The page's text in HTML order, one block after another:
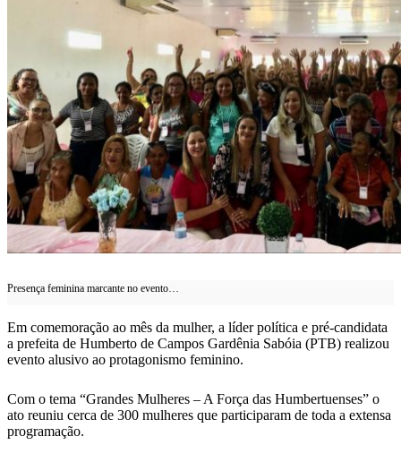
Presença feminina marcante no evento…
Em comemoração ao mês da mulher, a líder política e pré-candidata
a prefeita de Humberto de Campos Gardênia Sabóia (PTB) realizou
evento alusivo ao protagonismo feminino.
Com o tema “Grandes Mulheres – A Força das Humbertuenses” o
ato reuniu cerca de 300 mulheres que participaram de toda a extensa
programação.